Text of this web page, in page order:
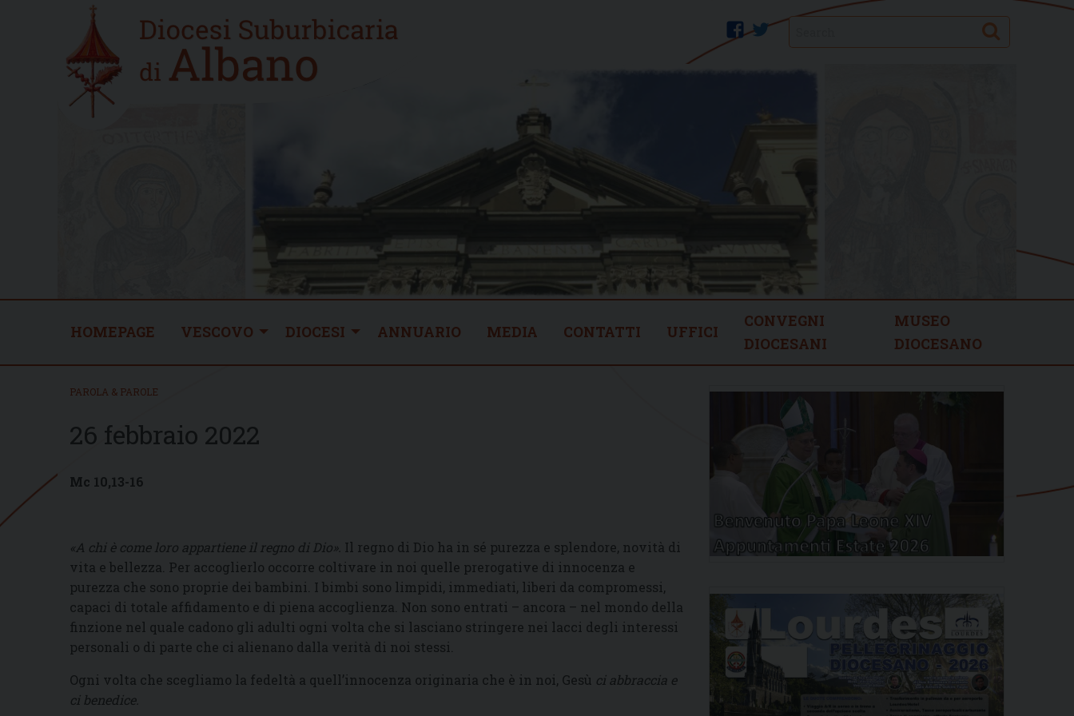
Home
new
twitter
facebook Search
HOMEPAGE VESCOVO DIOCESI ANNUARIO MEDIA CONTATTI UFFICI
CONVEGNI
DIOCESANI
MUSEO
DIOCESANO
PAROLA & PAROLE
26 febbraio 2022
Mc 10,13-16
«A chi è come loro appartiene il regno di Dio». Il regno di Dio ha in sé purezza e splendore, novità di
vita e bellezza. Per accoglierlo occorre coltivare in noi quelle prerogative di innocenza e
purezza che sono proprie dei bambini. I bimbi sono limpidi, immediati, liberi da compromessi,
capaci di totale affidamento e di piena accoglienza. Non sono entrati – ancora – nel mondo della
finzione nel quale cadono gli adulti ogni volta che si lasciano stringere nei lacci degli interessi
personali o di parte che ci alienano dalla verità di noi stessi.
Ogni volta che scegliamo la fedeltà a quell’innocenza originaria che è in noi, Gesù ci abbraccia e
ci benedice.